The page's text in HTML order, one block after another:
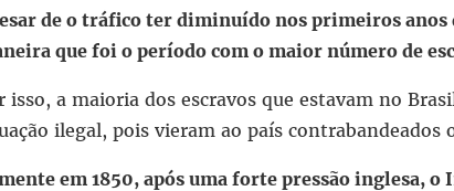
de o tráfico ter diminuído nos primeiros anos
que foi o período com o maior número de
isso, a maioria dos escravos que estavam no
ilegal, pois vieram ao país contrabandeados
em 1850, após uma forte pressão inglesa, o